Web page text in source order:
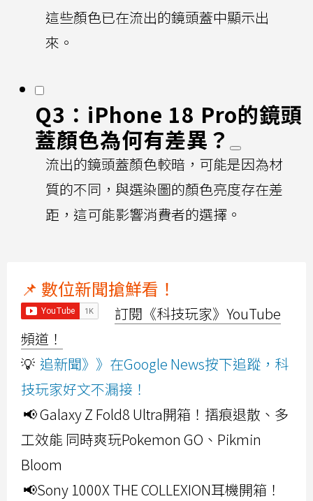
這些顏色已在流出的鏡頭蓋中顯示出
來。
Q3：iPhone 18 Pro的鏡頭
蓋顏色為何有差異？
流出的鏡頭蓋顏色較暗，可能是因為材
質的不同，與選染圖的顏色亮度存在差
距，這可能影響消費者的選擇。
📌 數位新聞搶鮮看！
訂閱《科技玩家》YouTube
頻道！
💡 追新聞》》在Google News按下追蹤，科
技玩家好文不漏接！
📢 Galaxy Z Fold8 Ultra開箱！摺痕退散、多
工效能 同時爽玩Pokemon GO、Pikmin
Bloom
📢Sony 1000X THE COLLEXION耳機開箱！